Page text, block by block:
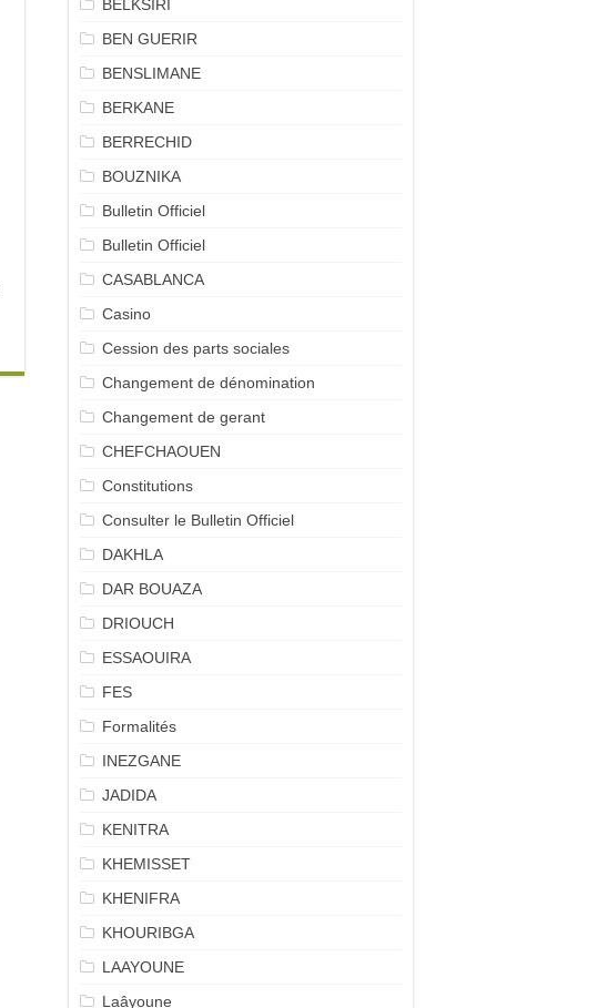
BELKSIRI
BEN GUERIR
BENSLIMANE
BERKANE
BERRECHID
BOUZNIKA
Bulletin Officiel
Bulletin Officiel
CASABLANCA
Casino
Cession des parts sociales
Changement de dénomination
Changement de gerant
CHEFCHAOUEN
Constitutions
Consulter le Bulletin Officiel
DAKHLA
DAR BOUAZA
DRIOUCH
ESSAOUIRA
FES
Formalités
INEZGANE
JADIDA
KENITRA
KHEMISSET
KHENIFRA
KHOURIBGA
LAAYOUNE
Laâyoune